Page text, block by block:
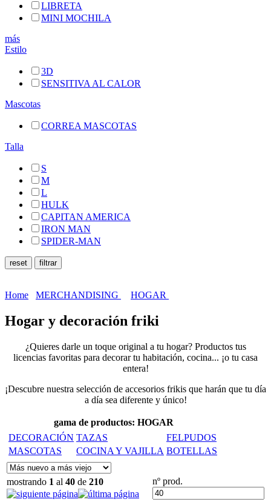
LIBRETA
MINI MOCHILA
más
Estilo
3D
SENSITIVA AL CALOR
Mascotas
CORREA MASCOTAS
Talla
S
M
L
HULK
CAPITAN AMERICA
IRON MAN
SPIDER-MAN
Home MERCHANDISING HOGAR
Hogar y decoración friki
¿Quieres darle un toque original a tu hogar? Productos tus
licencias favoritas para decorar tu habitación, cocina... ¡o tu casa
entera!
¡Descubre nuestra selección de accesorios frikis que harán que tu día
a día sea diferente y único!
gama de productos: HOGAR
DECORACIÓN TAZAS
FELPUDOS
MASCOTAS
COCINA Y VAJILLA BOTELLAS
mostrando 1 al 40 de 210 nº prod.